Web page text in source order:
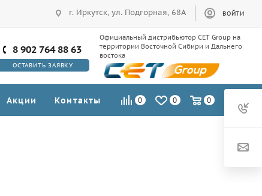
г. Иркутск, ул. Подгорная, 68А ВОЙТИ
8 902 764 88 63
ОСТАВИТЬ ЗАЯВКУ
Официальный дистрибьютор CET Group на
территории Восточной Сибири и Дальнего
востока
Акции Контакты 0 0 0